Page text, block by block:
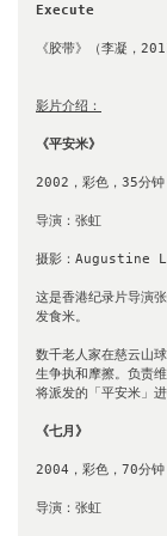
Execute
《胶带》（李凝，
影片介绍：
《平安米》
2002，彩色，35分钟
导演：张虹
摄影：Augustine
这是香港纪录片导演
发食米。
数千老人家在慈云山
生争执和摩擦。负责
将派发的「平安米」
《七月》
2004，彩色，70分钟
导演：张虹